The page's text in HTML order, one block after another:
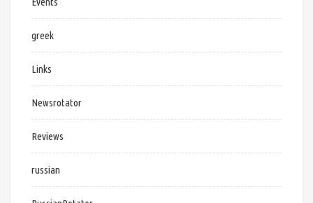
greek
Links
Newsrotator
Reviews
russian